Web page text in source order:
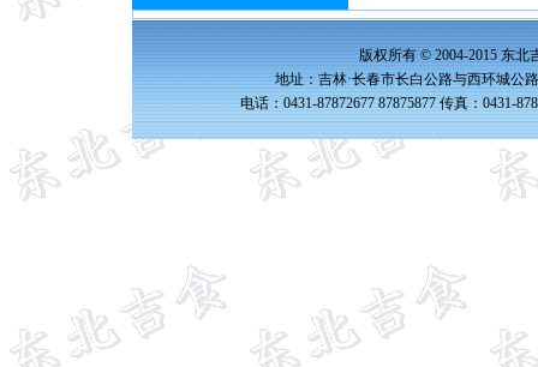
版权所有 © 2004-2015 东北
地址：吉林·长春市长白公路与西环城公
电话：0431-87872677 87875877 传真：0431-